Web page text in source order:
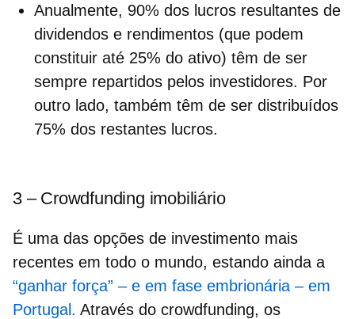
Anualmente, 90% dos lucros resultantes de
dividendos e rendimentos (que podem
constituir até 25% do ativo) têm de ser
sempre repartidos pelos investidores. Por
outro lado, também têm de ser distribuídos
75% dos restantes lucros.
3 – Crowdfunding imobiliário
É uma das opções de investimento mais
recentes em todo o mundo, estando ainda a
“ganhar força” – e em fase embrionária – em
Portugal. Através do crowdfunding, os